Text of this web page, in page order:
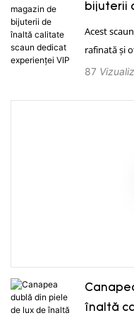
bijuterii
dedicat
Acest
rafinată și
confort și
pentru
ISO și
87
înaltă